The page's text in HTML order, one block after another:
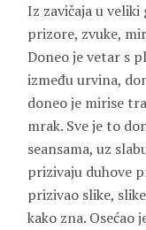
Iz zavičaja u
prizore, zvuke,
Doneo je vetar s
između urvina,
doneo je mirise
mrak. Sve je to
seansama, uz
prizivaju duhove
prizivao slike,
kako zna. Osećao